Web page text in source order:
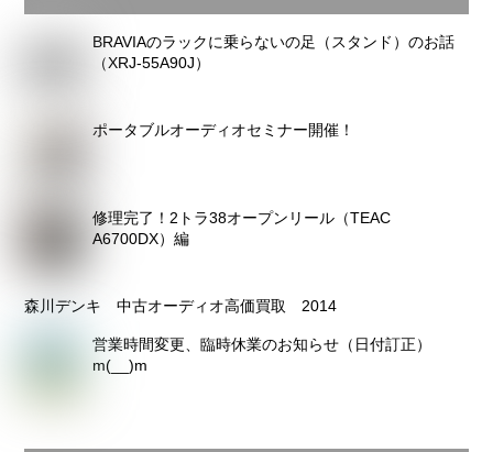
カ
BRAVIAのラックに乗らないの足（スタンド）のお話
（XRJ-55A90J）
ポータブルオーディオセミナー開催！
修理完了！2トラ38オープンリール（TEAC
A6700DX）編
森川デンキ 中古オーディオ高価買取 2014
営業時間変更、臨時休業のお知らせ（日付訂正）
m(__)m